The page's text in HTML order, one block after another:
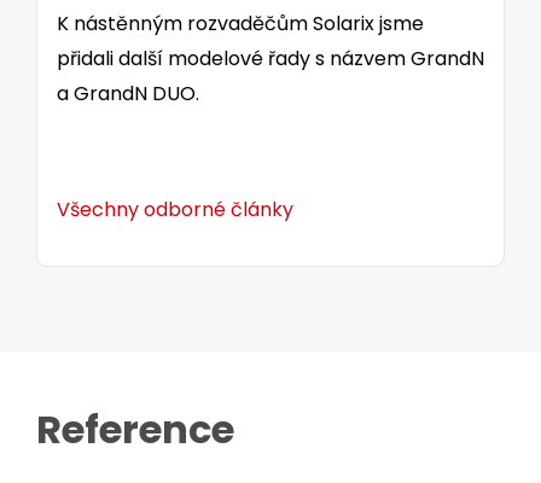
K nástěnným rozvaděčům Solarix jsme
přidali další modelové řady s názvem GrandN
a GrandN DUO.
Všechny odborné články
Reference